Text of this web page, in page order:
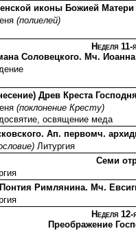
иконы Божией Матери
(полиелей)
Неделя 11-
Соловецкого. Мч.
Древ Креста
(поклонение Кресту)
освящение меда
Ап. первомч.
Литургия
Семи
Римлянина. Мч.
Неделя 12-
Преображение